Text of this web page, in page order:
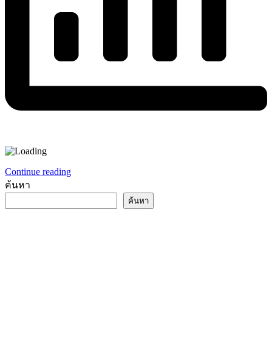
Continue reading
ค้นหา
ค้นหา